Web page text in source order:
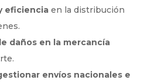
eficienciaen la distribución
daños en la mercancía
envíos nacionales e